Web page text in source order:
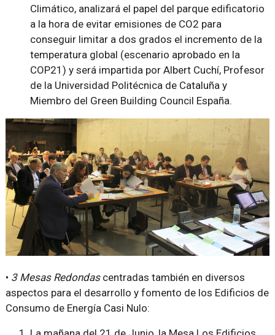
Climático, analizará el papel del parque edificatorio
a la hora de evitar emisiones de CO2 para
conseguir limitar a dos grados el incremento de la
temperatura global (escenario aprobado en la
COP21) y será impartida por Albert Cuchí, Profesor
de la Universidad Politécnica de Cataluña y
Miembro del Green Building Council España.
• 3 Mesas Redondascentradas también en diversos
aspectos para el desarrollo y fomento de los Edificios de
Consumo de Energía Casi Nulo: